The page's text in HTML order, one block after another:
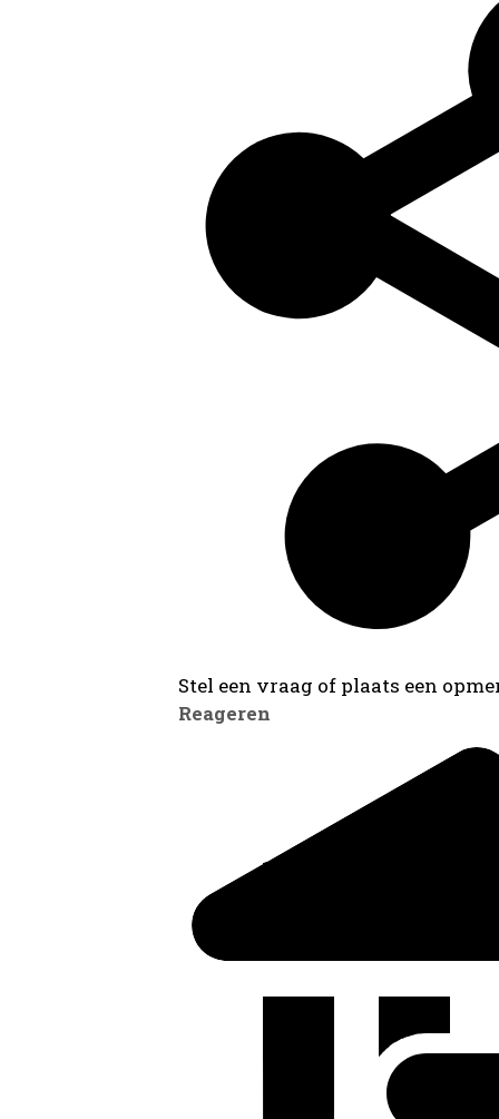
Stel een vraag of plaats een
Reageren